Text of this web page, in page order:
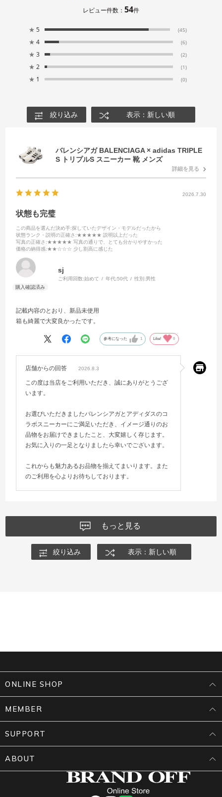
レビュー件数： 54件
★ 5 (45)
★ 4 (6)
★ 3 (2)
★ 2 (1)
★ 1 (0)
絞り込み 表示：新しい順
バレンシアガ BALENCIAGA × adidas TRIPLE
S トリプルS スニーカー 靴 メンズ
詳細を見る
2026.7.30
状態も完璧
この商品を選んだ決め手:探していたデザイン・モデルだったから
状態ランク・説明の正確さ :★★★★★ 説明以上だった
写真の正確さ :★★★★★ 写真の通りで、とても分かりやすかった
価格の納得感:★★☆☆☆ 少し割高に感じた
sj
ご利用回数:始めて 年代:50代 性別:男性
記載内容のとおり、新品未使用
箱も綺麗で大変良かったです。
参考になった 1 Like! 0
店舗からの回答 2026.8.3
この度は当店をご利用いただき、誠にありがとうござ
います。
お選びいただきましたバレンシアガとアディダスのコ
ラボスニーカーにご満足いただき、イメージ通りのお
品物をお届けできましたこと、大変嬉しく存じます。
お気に入りの一足となりましたら幸いでございます。
これからも魅力あるお品物を揃えてまいります。また
のご利用を心よりお待ちしております。
もっと見る
絞り込み 表示：新しい順
ONLINE SHOP
MEMBER
SUPPORT
ABOUT